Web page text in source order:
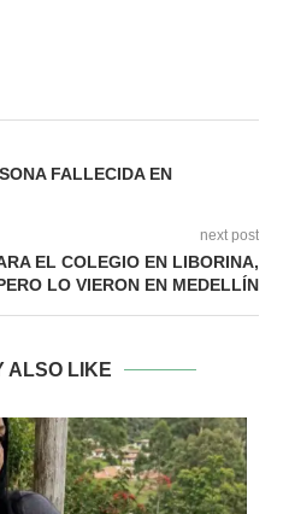
FALLECIDA EN
next post
EL COLEGIO EN LIBORINA,
LO VIERON EN MEDELLÍN
ALSO LIKE